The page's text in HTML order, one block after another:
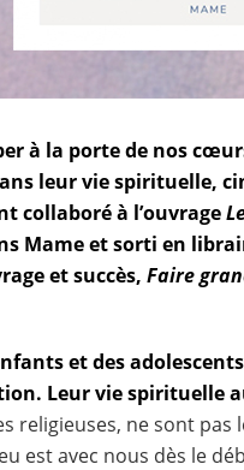
à la porte de nos
leur vie spirituelle,
collaboré à l’ouvrage
Mame et sorti en
et succès, Faire
et des
Leur vie spirituelle
ne sont pas
est avec nous dès le